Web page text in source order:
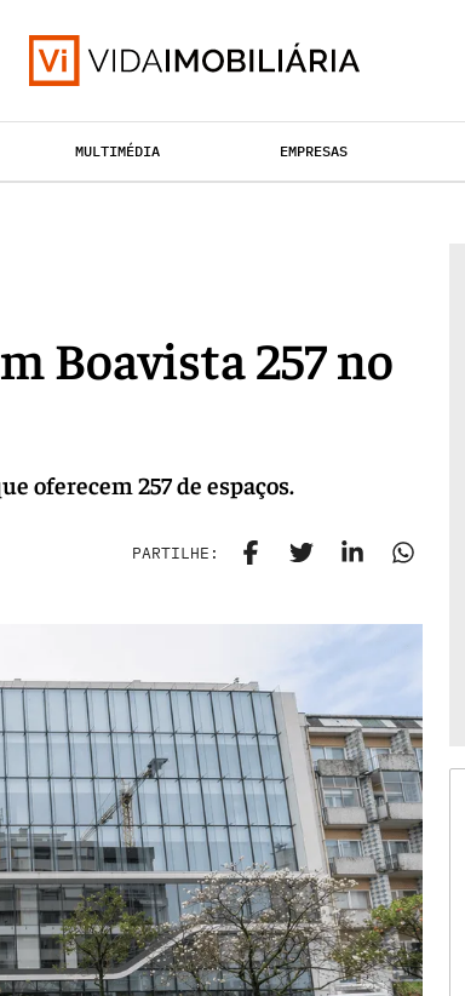
MULTIMÉDIA EMPRESAS
Boavista 257 no
oferecem 257 de espaços.
PARTILHE: